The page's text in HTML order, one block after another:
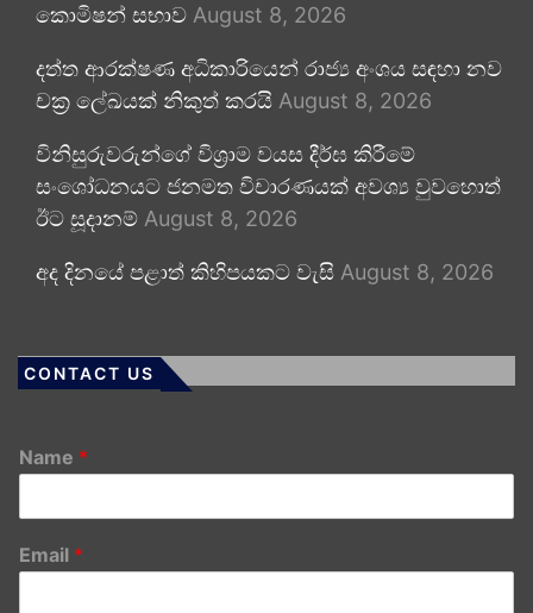
කොමිෂන් සභාව August 8, 2026
දත්ත ආරක්ෂණ අධිකාරියෙන් රාජ්‍ය අංශය සඳහා නව
චක්‍ර ලේඛයක් නිකුත් කරයි August 8, 2026
විනිසුරුවරුන්ගේ විශ්‍රාම වයස දීර්ඝ කිරීමේ
සංශෝධනයට ජනමත විචාරණයක් අවශ්‍ය වුවහොත්
ඊට සූදානම් August 8, 2026
අද දිනයේ පළාත් කිහිපයකට වැසි August 8, 2026
CONTACT US
Name *
Email *